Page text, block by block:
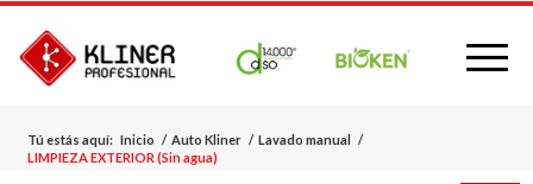
Tú estás aquí: Inicio / Auto Kliner / Lavado manual /
LIMPIEZA EXTERIOR (Sin agua)